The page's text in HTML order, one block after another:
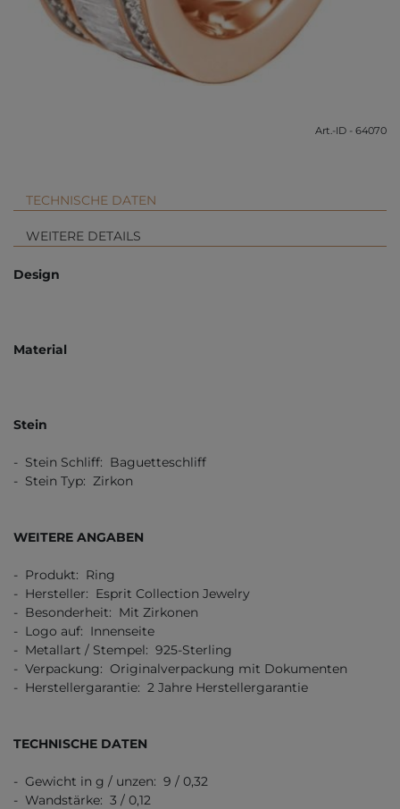
Art.-ID - 64070
TECHNISCHE DATEN
WEITERE DETAILS
Design
Material
Stein
- Stein Schliff: Baguetteschliff
- Stein Typ: Zirkon
WEITERE ANGABEN
- Produkt: Ring
- Hersteller: Esprit Collection Jewelry
- Besonderheit: Mit Zirkonen
- Logo auf: Innenseite
- Metallart / Stempel: 925-Sterling
- Verpackung: Originalverpackung mit Dokumenten
- Herstellergarantie: 2 Jahre Herstellergarantie
TECHNISCHE DATEN
- Gewicht in g / unzen: 9 / 0,32
- Wandstärke: 3 / 0,12